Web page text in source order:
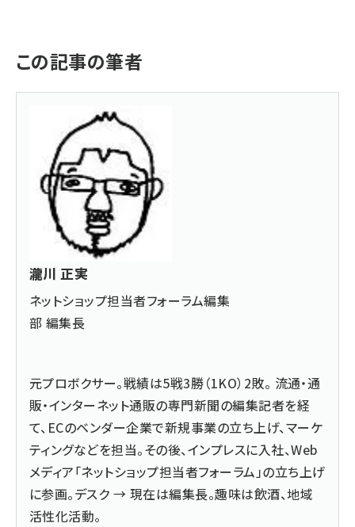
この記事の筆者
瀧川 正実
ネットショップ担当者フォーラム編集
部 編集長
元プロボクサー。戦績は5戦3勝（1KO）2敗。 流通・通
販・インターネット通販の専門新聞の編集記者を経
て、ECのベンダー企業で新規事業の立ち上げ、マーケ
ティングなどを担当。その後、インプレスに入社、Web
メディア「ネットショップ担当者フォーラム」の立ち上げ
に参画。デスク → 現在は編集長。趣味は飲酒、地域
活性化活動。